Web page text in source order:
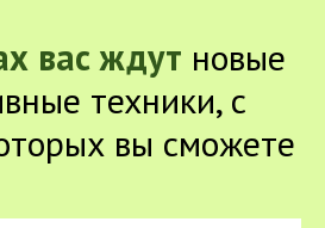
вас ждут новые
техники, с
вы сможете